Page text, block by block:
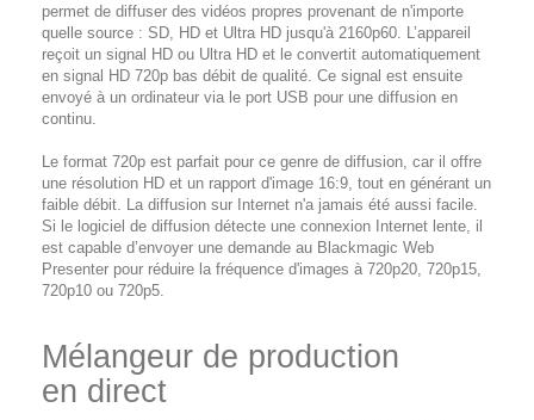
permet de diffuser des vidéos propres provenant de n'importe
quelle source : SD, HD et Ultra HD jusqu'à 2160p60. L’appareil
reçoit un signal HD ou Ultra HD et le convertit automatiquement
en signal HD 720p bas débit de qualité. Ce signal est ensuite
envoyé à un ordinateur via le port USB pour une diffusion en
continu.
Le format 720p est parfait pour ce genre de diffusion, car il offre
une résolution HD et un rapport d'image 16:9, tout en générant un
faible débit. La diffusion sur Internet n'a jamais été aussi facile.
Si le logiciel de diffusion détecte une connexion Internet lente, il
est capable d’envoyer une demande au Blackmagic Web
Presenter pour réduire la fréquence d'images à 720p20, 720p15,
720p10 ou 720p5.
Mélangeur de production
en direct